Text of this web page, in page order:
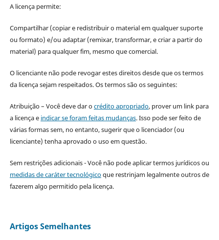
A licença permite:
Compartilhar (copiar e redistribuir o material em qualquer suporte
ou formato) e/ou adaptar (remixar, transformar, e criar a partir do
material) para qualquer fim, mesmo que comercial.
O licenciante não pode revogar estes direitos desde que os termos
da licença sejam respeitados. Os termos são os seguintes:
Atribuição – Você deve dar ocrédito apropriado, prover um link para
a licença e indicar se foram feitas mudanças. Isso pode ser feito de
várias formas sem, no entanto, sugerir que o licenciador (ou
licenciante) tenha aprovado o uso em questão.
Sem restrições adicionais - Você não pode aplicar termos jurídicos ou
medidas de caráter tecnológicoque restrinjam legalmente outros de
fazerem algo permitido pela licença.
Artigos Semelhantes